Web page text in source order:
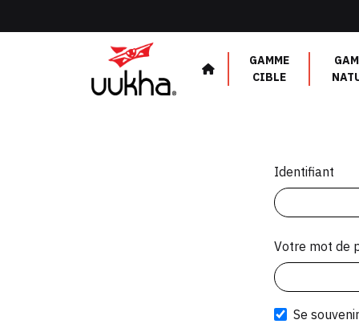
GAMME
CIBLE
Identifiant
Votre mot de
Se